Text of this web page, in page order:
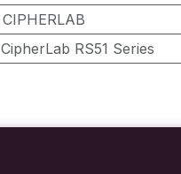
CIPHERLAB
CipherLab RS51 Series